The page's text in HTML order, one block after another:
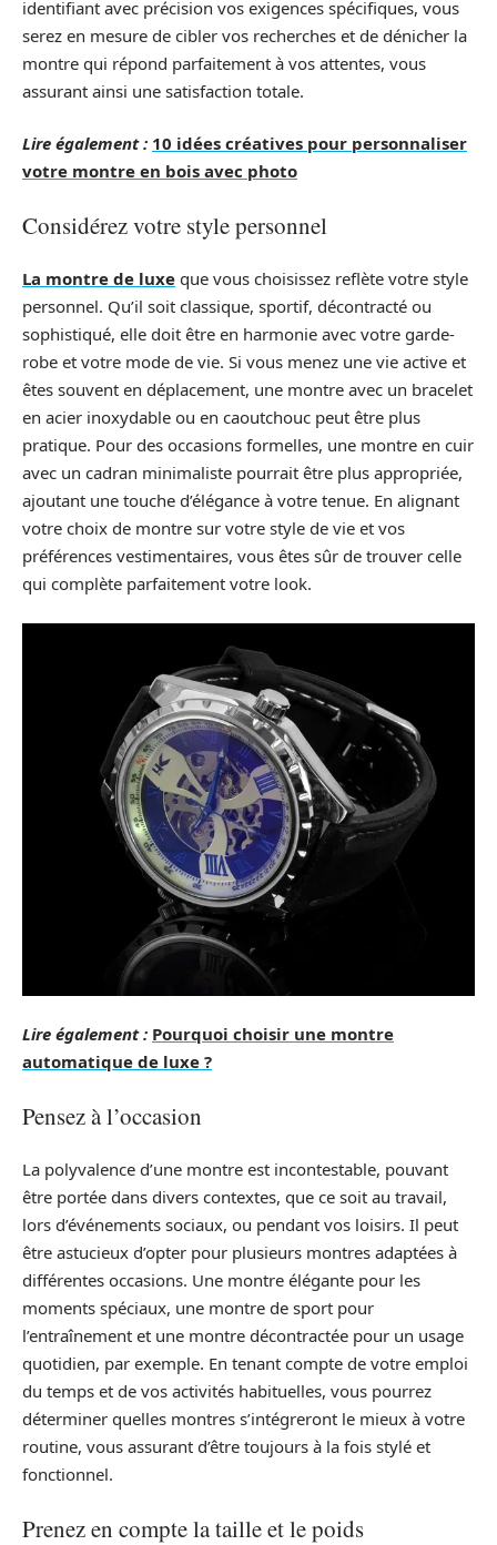
identifiant avec précision vos exigences spécifiques, vous
serez en mesure de cibler vos recherches et de dénicher la
montre qui répond parfaitement à vos attentes, vous
assurant ainsi une satisfaction totale.
Lire également : 10 idées créatives pour personnaliser
votre montre en bois avec photo
Considérez votre style personnel
La montre de luxe que vous choisissez reflète votre style
personnel. Qu’il soit classique, sportif, décontracté ou
sophistiqué, elle doit être en harmonie avec votre garde-
robe et votre mode de vie. Si vous menez une vie active et
êtes souvent en déplacement, une montre avec un bracelet
en acier inoxydable ou en caoutchouc peut être plus
pratique. Pour des occasions formelles, une montre en cuir
avec un cadran minimaliste pourrait être plus appropriée,
ajoutant une touche d’élégance à votre tenue. En alignant
votre choix de montre sur votre style de vie et vos
préférences vestimentaires, vous êtes sûr de trouver celle
qui complète parfaitement votre look.
Lire également : Pourquoi choisir une montre
automatique de luxe ?
Pensez à l’occasion
La polyvalence d’une montre est incontestable, pouvant
être portée dans divers contextes, que ce soit au travail,
lors d’événements sociaux, ou pendant vos loisirs. Il peut
être astucieux d’opter pour plusieurs montres adaptées à
différentes occasions. Une montre élégante pour les
moments spéciaux, une montre de sport pour
l’entraînement et une montre décontractée pour un usage
quotidien, par exemple. En tenant compte de votre emploi
du temps et de vos activités habituelles, vous pourrez
déterminer quelles montres s’intégreront le mieux à votre
routine, vous assurant d’être toujours à la fois stylé et
fonctionnel.
Prenez en compte la taille et le poids